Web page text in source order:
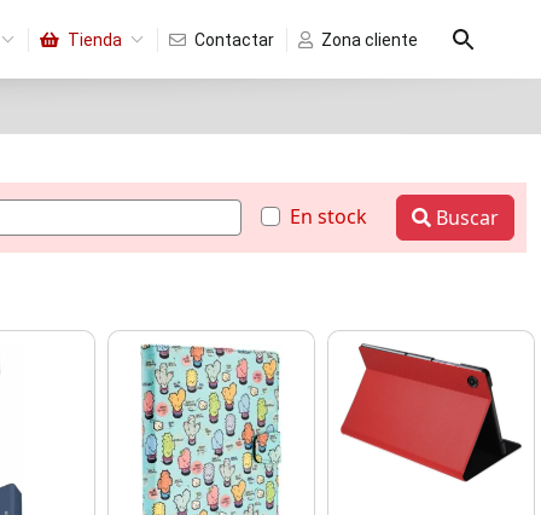
Tienda Contactar Zona cliente
En stock Buscar